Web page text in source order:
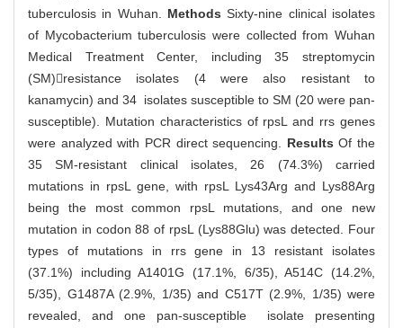
tuberculosis in Wuhan. MethodsSixty-nine clinical isolates
of Mycobacterium tuberculosis were collected from Wuhan
Medical Treatment Center, including 35 streptomycin
(SM)resistance isolates (4 were also resistant to
kanamycin) and 34 isolates susceptible to SM (20 were pan-
susceptible). Mutation characteristics of rpsL and rrs genes
were analyzed with PCR direct sequencing. ResultsOf the
35 SM-resistant clinical isolates, 26 (74.3%) carried
mutations in rpsL gene, with rpsL Lys43Arg and Lys88Arg
being the most common rpsL mutations, and one new
mutation in codon 88 of rpsL (Lys88Glu) was detected. Four
types of mutations in rrs gene in 13 resistant isolates
(37.1%) including A1401G (17.1%, 6/35), A514C (14.2%,
5/35), G1487A (2.9%, 1/35) and C517T (2.9%, 1/35) were
revealed, and one pan-susceptible isolate presenting